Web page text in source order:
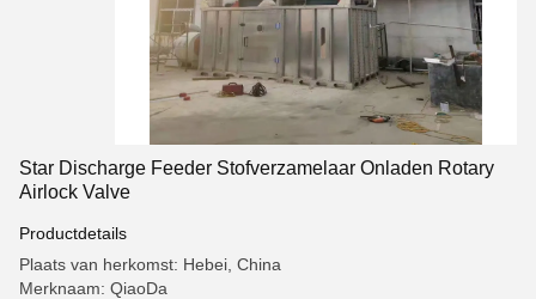
Star Discharge Feeder Stofverzamelaar Onladen Rotary
Airlock Valve
Productdetails
Plaats van herkomst: Hebei, China
Merknaam: QiaoDa